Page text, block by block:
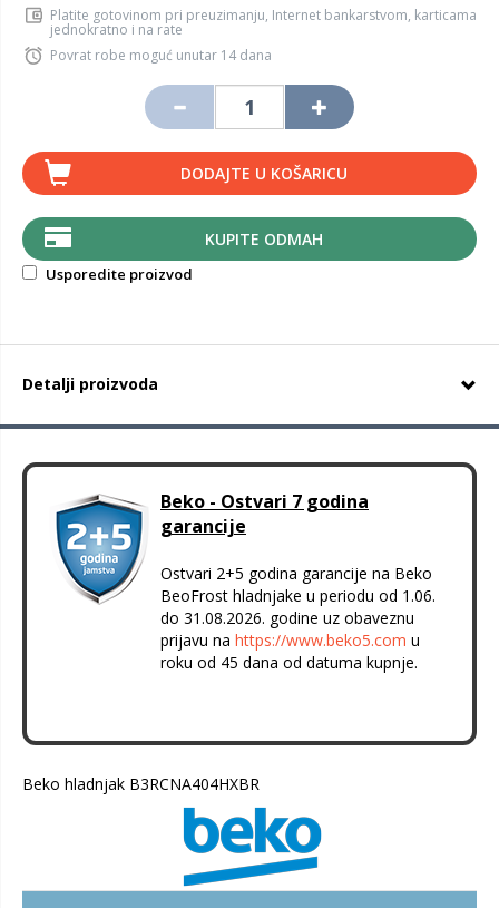
Platite gotovinom pri preuzimanju, Internet bankarstvom, karticama
jednokratno i na rate
Povrat robe moguć unutar 14 dana
DODAJTE U KOŠARICU
KUPITE ODMAH
Usporedite proizvod
Detalji proizvoda
Beko - Ostvari 7 godina
garancije
Ostvari 2+5 godina garancije na Beko
BeoFrost hladnjake u periodu od 1.06.
do 31.08.2026. godine uz obaveznu
prijavu na https://www.beko5.com u
roku od 45 dana od datuma kupnje.
Beko hladnjak B3RCNA404HXBR